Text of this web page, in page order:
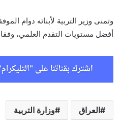
وتمنى وزير التربية لأبنائه دوام
أفضل مستويات التقدم العلمي، وفقا
العراق وزارة التربية